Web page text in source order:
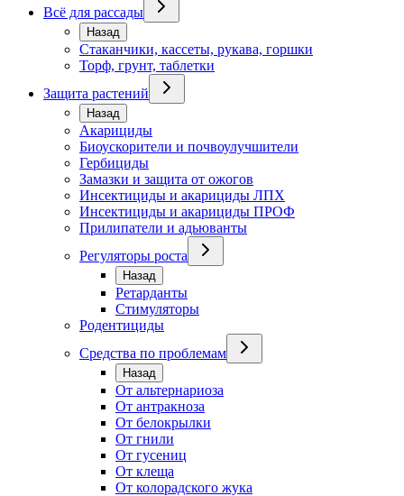
Всё для рассады
Назад
Стаканчики, кассеты, рукава, горшки
Торф, грунт, таблетки
Защита растений
Назад
Акарициды
Биоускорители и почвоулучшители
Гербициды
Замазки и защита от ожогов
Инсектициды и акарициды ЛПХ
Инсектициды и акарициды ПРОФ
Прилипатели и адьюванты
Регуляторы роста
Назад
Ретарданты
Стимуляторы
Родентициды
Средства по проблемам
Назад
От альтернариоза
От антракноза
От белокрылки
От гнили
От гусениц
От клеща
От колорадского жука